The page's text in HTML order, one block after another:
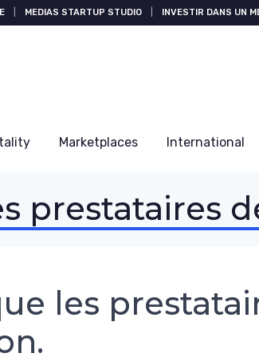
MEDIAS STARTUP STUDIO INVESTIR DANS UN
Marketplaces International
prestataires
les